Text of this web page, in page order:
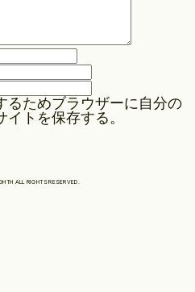
るためブラウザーに自分の
トを保存する。
ALL RIGHTS RESERVED.